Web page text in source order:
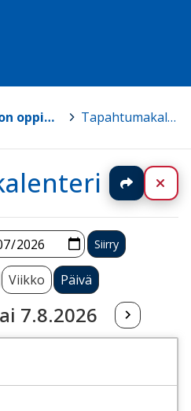
Pälkäneen lukion oppimateriaalisivut > Tapahtumakalenteri
Jaa
Viikko Päivä
7.8.2026